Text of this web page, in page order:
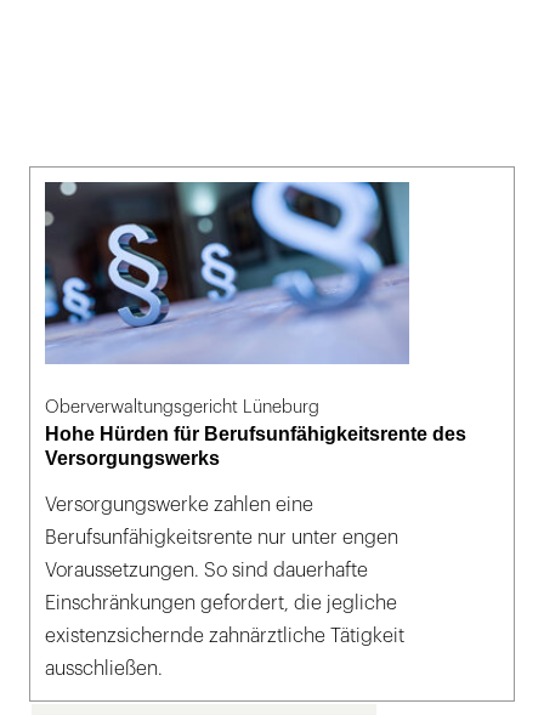
Oberverwaltungsgericht Lüneburg
Hohe Hürden für Berufsunfähigkeitsrente des
Versorgungswerks
Versorgungswerke zahlen eine
Berufsunfähigkeitsrente nur unter engen
Voraussetzungen. So sind dauerhafte
Einschränkungen gefordert, die jegliche
existenzsichernde zahnärztliche Tätigkeit
ausschließen.